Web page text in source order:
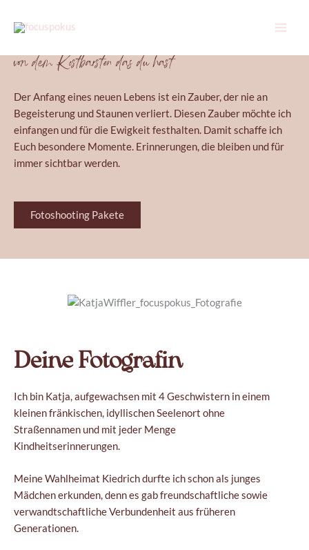
InhaltZauberhafte Fotos
von dem Kostbarsten das du hast
Der Anfang eines neuen Lebens ist ein Zauber, der nie an
Begeisterung und Staunen verliert. Diesen Zauber möchte ich
einfangen und für die Ewigkeit festhalten. Damit schaffe ich
Euch besondere Momente. Erinnerungen, die bleiben und für
immer sichtbar werden.
Fotoshooting Pakete
Deine Fotografin
Ich bin Katja, aufgewachsen mit 4 Geschwistern in einem
kleinen fränkischen, idyllischen Seelenort ohne
Straßennamen und mit jeder Menge
Kindheitserinnerungen.
Meine Wahlheimat Kiedrich durfte ich schon als junges
Mädchen erkunden, denn es gab freundschaftliche sowie
verwandtschaftliche Verbundenheit aus früheren
Generationen.